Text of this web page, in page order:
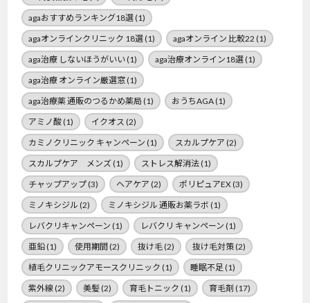
agaおすすめランキング18選(1)
agaオンラインクリニック 18選(1) agaオンライン 比較22 (1)
aga治療 しないほうがいい(1) aga治療オンライン18選(1)
aga治療 オンライン厳選窓(1)
aga治療薬 通販のつるかめ薬局 (1) おうちAGA(1)
アミノ酸(1) イクオス (2)
カミノクリニック キャンペーン (1) スカルプケア (2)
スカルプケア メンズ(1) ストレス解消法(1)
チャップアップ(3) ヘアケア (2) ポリピュアEX(3)
ミノキシジル (2) ミノキシジル 通販お薬ラボ (1)
レバクリキャンペーン (1) レバクリ キャンペーン (1)
亜鉛(1) 使用期間 (2) 抜け毛(2) 抜け毛対策(2)
植毛クリニックアモースクリニック (1) 睡眠不足 (1)
紫外線(2) 美髪(2) 育毛トニック (1) 育毛剤 (17)